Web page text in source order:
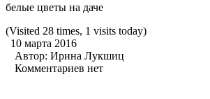
белые цветы на даче
(Visited 28 times, 1 visits today)
10 марта 2016
Автор: Ирина Лукшиц
Комментариев нет